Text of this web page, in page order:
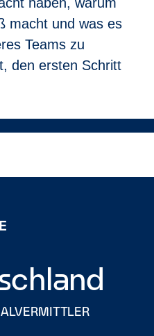
Gründen nicht
wir gemeinsam eine
macht und was es
Teams zu
den ersten Schritt